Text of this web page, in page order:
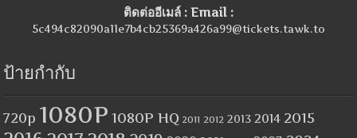
ติดต่ออีเมล์ : Email :
5c494c82090a11e7b4cb25369a426a99@tickets.tawk.to
ป้ายกำกับ
720p 1080P 1080P HQ 2011 2012 2013 2014 2015